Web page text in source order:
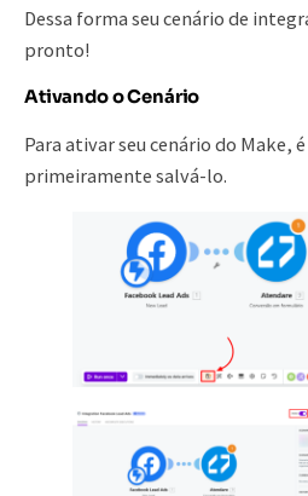
Dessa forma seu cenário de
pronto!
Ativando o Cenário
Para ativar seu cenário do Make,
primeiramente salvá-lo.